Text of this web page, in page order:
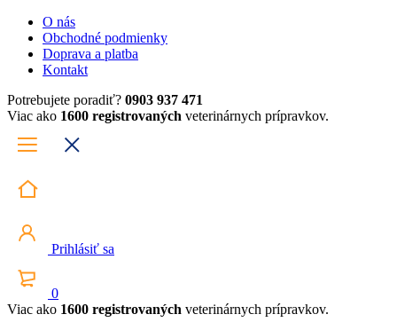
O nás
Obchodné podmienky
Doprava a platba
Kontakt
Potrebujete poradiť? 0903 937 471
Viac ako 1600 registrovaných veterinárnych prípravkov.
Prihlásiť sa
0
Viac ako 1600 registrovaných veterinárnych prípravkov.